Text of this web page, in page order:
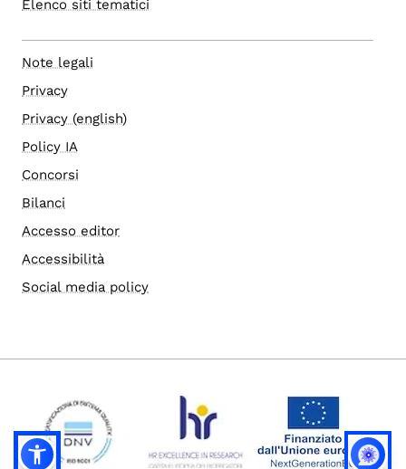
Elenco siti tematici
Note legali
Privacy
Privacy (english)
Policy IA
Concorsi
Bilanci
Accesso editor
Accessibilità
Social media policy